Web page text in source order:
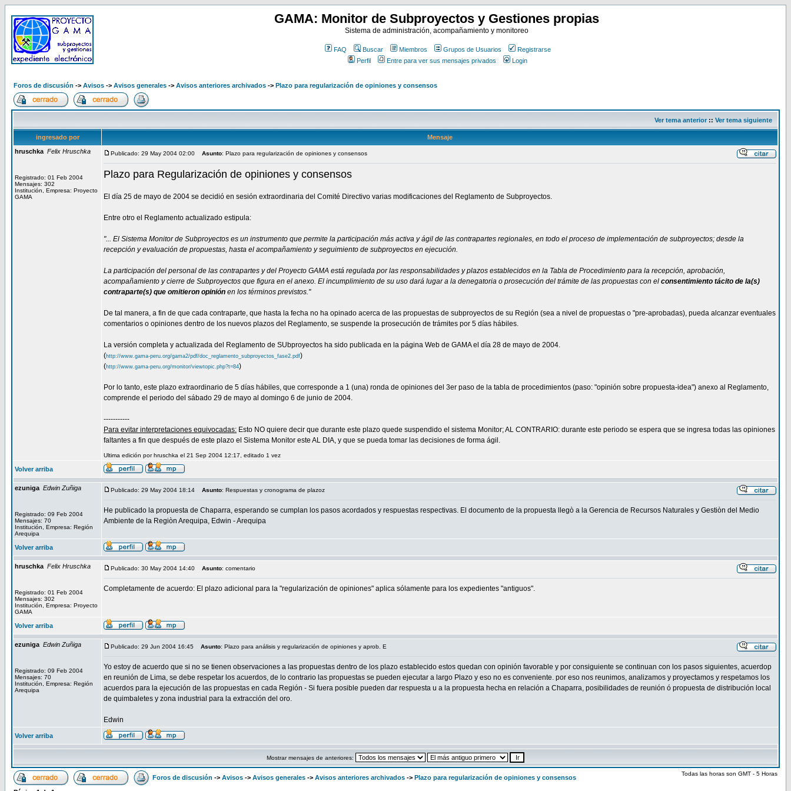
GAMA: Monitor de Subproyectos y Gestiones propias
Sistema de administración, acompañamiento y monitoreo
FAQ Buscar Miembros Grupos de Usuarios
Registrarse
Perfil
Entre para ver sus mensajes privados Login
Foros de discusión -> Avisos -> Avisos generales -> Avisos anteriores archivados -> Plazo para regularización de opiniones y consensos
Ver tema anterior:: Ver tema siguiente
ingresado por
Mensaje
hruschka Felix Hruschka
Registrado: 01 Feb 2004
Mensajes: 302
Institución, Empresa: Proyecto
GAMA
Publicado: 29 May 2004 02:00 Asunto: Plazo para regularización de opiniones y consensos
Plazo para Regularización de opiniones y consensos
El día 25 de mayo de 2004 se decidió en sesión extraordinaria del Comité Directivo varias modificaciones del Reglamento de Subproyectos.
Entre otro el Reglamento actualizado estipula:
"... El Sistema Monitor de Subproyectos es un instrumento que permite la participación más activa y ágil de las contrapartes regionales, en todo el proceso de implementación de subproyectos; desde la
recepción y evaluación de propuestas, hasta el acompañamiento y seguimiento de subproyectos en ejecución.
La participación del personal de las contrapartes y del Proyecto GAMA está regulada por las responsabilidades y plazos establecidos en la Tabla de Procedimiento para la recepción, aprobación,
acompañamiento y cierre de Subproyectos que figura en el anexo. El incumplimiento de su uso dará lugar a la denegatoria o prosecución del trámite de las propuestas con el consentimiento tácito de la(s)
contraparte(s) que omitieron opinión en los términos previstos."
De tal manera, a fin de que cada contraparte, que hasta la fecha no ha opinado acerca de las propuestas de subproyectos de su Región (sea a nivel de propuestas o "pre-aprobadas), pueda alcanzar eventuales
comentarios o opiniones dentro de los nuevos plazos del Reglamento, se suspende la prosecución de trámites por 5 días hábiles.
La versión completa y actualizada del Reglamento de SUbproyectos ha sido publicada en la página Web de GAMA el día 28 de mayo de 2004.
(http://www.gama-peru.org/gama2/pdf/doc_reglamento_subproyectos_fase2.pdf)
(http://www.gama-peru.org/monitor/viewtopic.php?t=84)
Por lo tanto, este plazo extraordinario de 5 días hábiles, que corresponde a 1 (una) ronda de opiniones del 3er paso de la tabla de procedimientos (paso: "opinión sobre propuesta-idea") anexo al Reglamento,
comprende el periodo del sábado 29 de mayo al domingo 6 de junio de 2004.
-----------
Para evitar interpretaciones equivocadas: Esto NO quiere decir que durante este plazo quede suspendido el sistema Monitor; AL CONTRARIO: durante este periodo se espera que se ingresa todas las opiniones
faltantes a fin que después de este plazo el Sistema Monitor este AL DIA, y que se pueda tomar las decisiones de forma ágil.
Ultima edición por hruschka el 21 Sep 2004 12:17, editado 1 vez
Volver arriba
ezuniga Edwin Zuñiga
Registrado: 09 Feb 2004
Mensajes: 70
Institución, Empresa: Región
Arequipa
Publicado: 29 May 2004 18:14 Asunto: Respuestas y cronograma de plazoz
He publicado la propuesta de Chaparra, esperando se cumplan los pasos acordados y respuestas respectivas. El documento de la propuesta llegò a la Gerencia de Recursos Naturales y Gestiòn del Medio
Ambiente de la Regiòn Arequipa, Edwin - Arequipa
Volver arriba
hruschka Felix Hruschka
Registrado: 01 Feb 2004
Mensajes: 302
Institución, Empresa: Proyecto
GAMA
Publicado: 30 May 2004 14:40 Asunto: comentario
Completamente de acuerdo: El plazo adicional para la "regularización de opiniones" aplica sólamente para los expedientes "antiguos".
Volver arriba
ezuniga Edwin Zuñiga
Registrado: 09 Feb 2004
Mensajes: 70
Institución, Empresa: Región
Arequipa
Publicado: 29 Jun 2004 16:45 Asunto: Plazo para análisis y regularización de opiniones y aprob. E
Yo estoy de acuerdo que si no se tienen observaciones a las propuestas dentro de los plazo establecido estos quedan con opinión favorable y por consiguiente se continuan con los pasos siguientes, acuerdop
en reunión de Lima, se debe respetar los acuerdos, de lo contrario las propuestas se pueden ejecutar a largo Plazo y eso no es conveniente. por eso nos reunimos, analizamos y proyectamos y respetamos los
acuerdos para la ejecución de las propuestas en cada Región - Si fuera posible pueden dar respuesta u a la propuesta hecha en relación a Chaparra, posibilidades de reunión ó propuesta de distribución local
de quimbaletes y zona industrial para la extracción del oro.
Edwin
Volver arriba
Mostrar mensajes de anteriores:
Foros de discusión -> Avisos -> Avisos generales -> Avisos anteriores archivados -> Plazo para regularización de opiniones y consensos
Todas las horas son GMT - 5 Horas